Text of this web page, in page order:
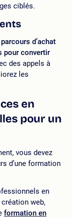
ciblés.
d’achat
pour convertir
des appels à
les
en
pour un
vous devez
d’une formation
en
web,
formation en